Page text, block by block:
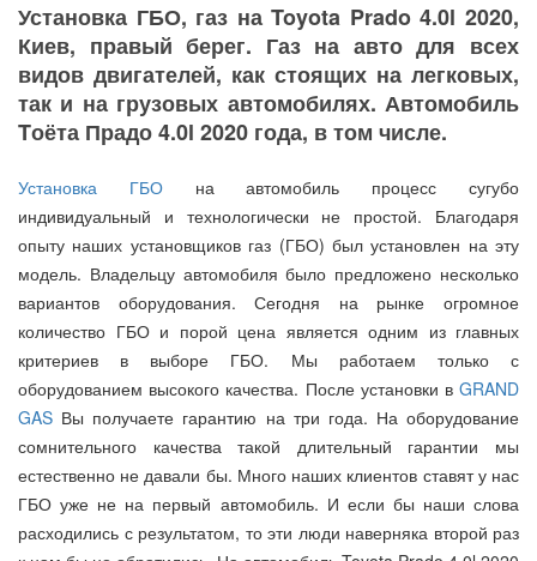
Установка ГБО, газ на Toyota Prado 4.0l 2020,
Киев, правый берег. Газ на авто для всех
видов двигателей, как стоящих на легковых,
так и на грузовых автомобилях. Автомобиль
Tоёта Прадо 4.0l 2020 года, в том числе.
Установка ГБОна автомобиль процесс сугубо
индивидуальный и технологически не простой. Благодаря
опыту наших установщиков газ (ГБО) был установлен на эту
модель. Владельцу автомобиля было предложено несколько
вариантов оборудования. Сегодня на рынке огромное
количество ГБО и порой цена является одним из главных
критериев в выборе ГБО. Мы работаем только с
оборудованием высокого качества. После установки в GRAND
GAS Вы получаете гарантию на три года. На оборудование
сомнительного качества такой длительный гарантии мы
естественно не давали бы. Много наших клиентов ставят у нас
ГБО уже не на первый автомобиль. И если бы наши слова
расходились с результатом, то эти люди наверняка второй раз